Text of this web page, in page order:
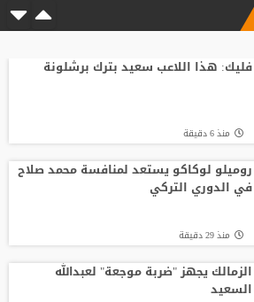
على أزمة ألفاريز
باريس سان جيرمان يتوصل إلى اتفاق مع
فيران توريس
لوكا زيدان يودع غرناطة ويوقع لناد إسباني
جديد
فليك: هذا اللاعب سعيد بترك برشلونة
منذ 6 دقيقة
روميلو لوكاكو يستعد لمنافسة محمد صلاح
في الدوري التركي
منذ 29 دقيقة
الزمالك يجهز "ضربة موجعة" لعبدالله
السعيد